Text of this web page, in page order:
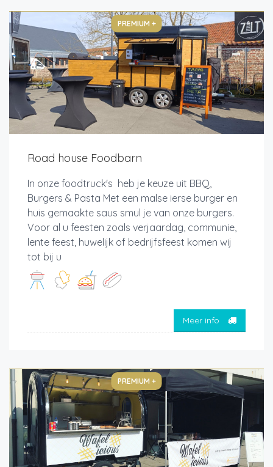
PREMIUM +
Road house Foodbarn
In onze foodtruck's heb je keuze uit BBQ,
Burgers & Pasta Met een malse ierse burger en
huis gemaakte saus smul je van onze burgers.
Voor al u feesten zoals verjaardag, communie,
lente feest, huwelijk of bedrijfsfeest komen wij
tot bij u
Meer info
PREMIUM +